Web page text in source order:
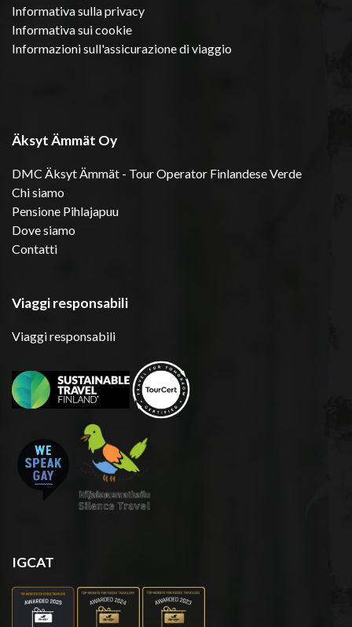
Informativa sulla privacy
Informativa sui cookie
Informazioni sull'assicurazione di viaggio
Äksyt Ämmät Oy
DMC Äksyt Ämmät - Tour Operator Finlandese Verde
Chi siamo
Pensione Pihlajapuu
Dove siamo
Contatti
Viaggi responsabili
Viaggi responsabili
IGCAT